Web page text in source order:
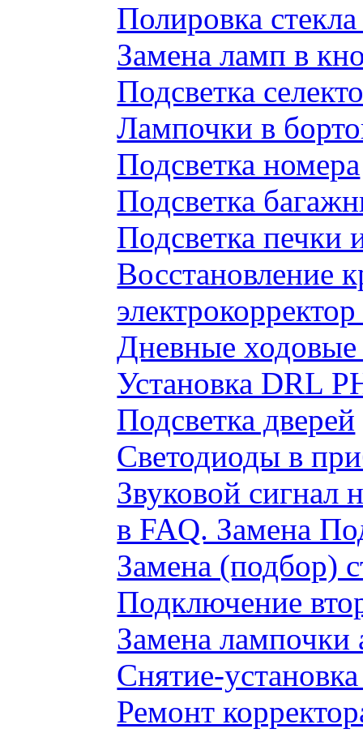
Полировка
Замена ламп в
Подсветка
Лампочки в
Подсветка номера
Подсветка
Подсветка печки
Восстановление
Дневные ходовые
Установка DRL
Подсветка дверей
Светодиоды в
Звуковой сигнал
в FAQ. Замена
Замена (подбор)
Подключение
Замена лампочки
Снятие-
Ремонт